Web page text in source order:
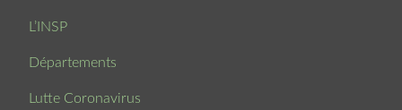
L’INSP
Départements
Lutte Coronavirus